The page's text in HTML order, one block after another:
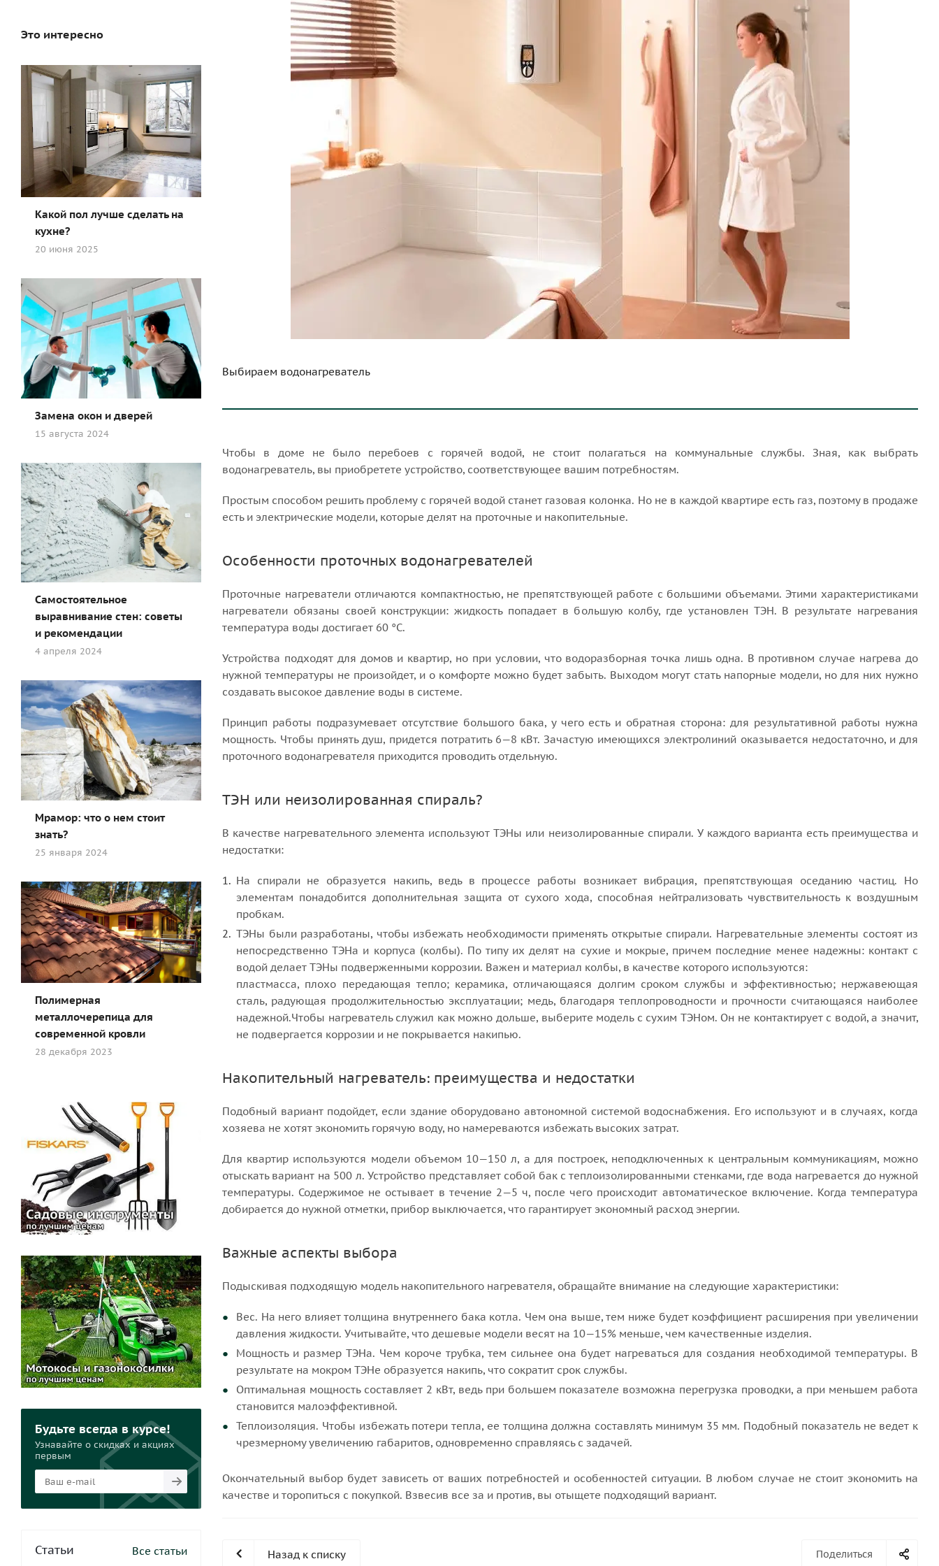
Выбираем водонагреватель
Чтобы в доме не было перебоев с горячей водой, не стоит полагаться на коммунальные службы. Зная, как выбрать
водонагреватель, вы приобретете устройство, соответствующее вашим потребностям.
Простым способом решить проблему с горячей водой станет газовая колонка. Но не в каждой квартире есть газ, поэтому в продаже
есть и электрические модели, которые делят на проточные и накопительные.
Особенности проточных водонагревателей
Проточные нагреватели отличаются компактностью, не препятствующей работе с большими объемами. Этими характеристиками
нагреватели обязаны своей конструкции: жидкость попадает в большую колбу, где установлен ТЭН. В результате нагревания
температура воды достигает 60 °С.
Устройства подходят для домов и квартир, но при условии, что водоразборная точка лишь одна. В противном случае нагрева до
нужной температуры не произойдет, и о комфорте можно будет забыть. Выходом могут стать напорные модели, но для них нужно
создавать высокое давление воды в системе.
Принцип работы подразумевает отсутствие большого бака, у чего есть и обратная сторона: для результативной работы нужна
мощность. Чтобы принять душ, придется потратить 6—8 кВт. Зачастую имеющихся электролиний оказывается недостаточно, и для
проточного водонагревателя приходится проводить отдельную.
ТЭН или неизолированная спираль?
В качестве нагревательного элемента используют ТЭНы или неизолированные спирали. У каждого варианта есть преимущества и
недостатки:
На спирали не образуется накипь, ведь в процессе работы возникает вибрация, препятствующая оседанию частиц. Но
элементам понадобится дополнительная защита от сухого хода, способная нейтрализовать чувствительность к воздушным
пробкам.
ТЭНы были разработаны, чтобы избежать необходимости применять открытые спирали. Нагревательные элементы состоят из
непосредственно ТЭНа и корпуса (колбы). По типу их делят на сухие и мокрые, причем последние менее надежны: контакт с
водой делает ТЭНы подверженными коррозии. Важен и материал колбы, в качестве которого используются:
пластмасса, плохо передающая тепло; керамика, отличающаяся долгим сроком службы и эффективностью; нержавеющая
сталь, радующая продолжительностью эксплуатации; медь, благодаря теплопроводности и прочности считающаяся наиболее
надежной.Чтобы нагреватель служил как можно дольше, выберите модель с сухим ТЭНом. Он не контактирует с водой, а значит,
не подвергается коррозии и не покрывается накипью.
Накопительный нагреватель: преимущества и недостатки
Подобный вариант подойдет, если здание оборудовано автономной системой водоснабжения. Его используют и в случаях, когда
хозяева не хотят экономить горячую воду, но намереваются избежать высоких затрат.
Для квартир используются модели объемом 10—150 л, а для построек, неподключенных к центральным коммуникациям, можно
отыскать вариант на 500 л. Устройство представляет собой бак с теплоизолированными стенками, где вода нагревается до нужной
температуры. Содержимое не остывает в течение 2—5 ч, после чего происходит автоматическое включение. Когда температура
добирается до нужной отметки, прибор выключается, что гарантирует экономный расход энергии.
Важные аспекты выбора
Подыскивая подходящую модель накопительного нагревателя, обращайте внимание на следующие характеристики:
Вес. На него влияет толщина внутреннего бака котла. Чем она выше, тем ниже будет коэффициент расширения при увеличении
давления жидкости. Учитывайте, что дешевые модели весят на 10—15% меньше, чем качественные изделия.
Мощность и размер ТЭНа. Чем короче трубка, тем сильнее она будет нагреваться для создания необходимой температуры. В
результате на мокром ТЭНе образуется накипь, что сократит срок службы.
Оптимальная мощность составляет 2 кВт, ведь при большем показателе возможна перегрузка проводки, а при меньшем работа
становится малоэффективной.
Теплоизоляция. Чтобы избежать потери тепла, ее толщина должна составлять минимум 35 мм. Подобный показатель не ведет к
чрезмерному увеличению габаритов, одновременно справляясь с задачей.
Окончательный выбор будет зависеть от ваших потребностей и особенностей ситуации. В любом случае не стоит экономить на
качестве и торопиться с покупкой. Взвесив все за и против, вы отыщете подходящий вариант.
Поделиться
Назад к списку
Это интересно
Какой пол лучше сделать на
кухне?
20 июня 2025
Замена окон и дверей
15 августа 2024
Самостоятельное
выравнивание стен: советы
и рекомендации
4 апреля 2024
Мрамор: что о нем стоит
знать?
25 января 2024
Полимерная
металлочерепица для
современной кровли
28 декабря 2023
Будьте всегда в курсе!
Узнавайте о скидках и акциях
первым
Статьи Все статьи